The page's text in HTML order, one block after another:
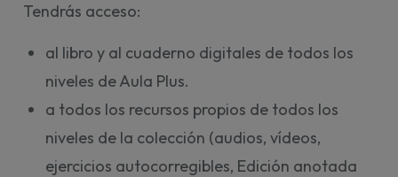
Tendrás acceso:
al libro y al cuaderno digitales de todos los
niveles de Aula Plus.
a todos los recursos propios de todos los
niveles de la colección (audios, vídeos,
ejercicios autocorregibles, Edición anotada